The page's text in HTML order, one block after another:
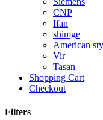
CNP
Ifan
shimge
American
Vir
Tasan
Shopping Cart
Checkout
Filters